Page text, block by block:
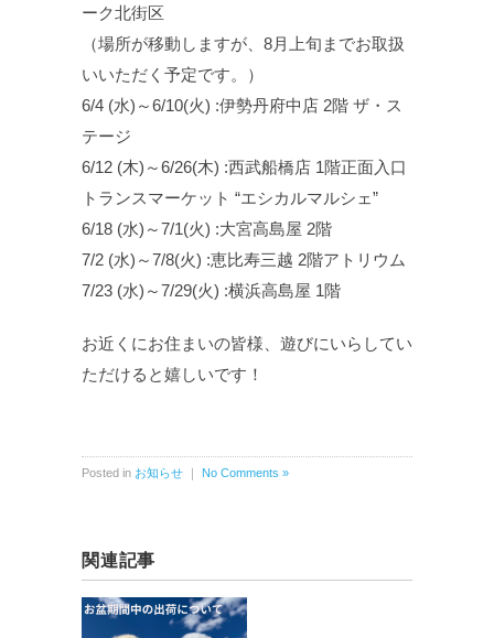
ーク北街区
（場所が移動しますが、8月上旬までお取扱
いいただく予定です。）
6/4 (水)～6/10(火) :伊勢丹府中店 2階 ザ・ス
テージ
6/12 (木)～6/26(木) :西武船橋店 1階正面入口
トランスマーケット “エシカルマルシェ”
6/18 (水)～7/1(火) :大宮高島屋 2階
7/2 (水)～7/8(火) :恵比寿三越 2階アトリウム
7/23 (水)～7/29(火) :横浜高島屋 1階
お近くにお住まいの皆様、遊びにいらしてい
ただけると嬉しいです！
Posted in お知らせ ｜ No Comments »
関連記事